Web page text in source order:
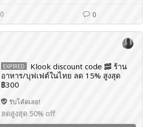
0 0
EXPIRED
Klook discount code 🥓 ร้าน
อาหาร/บุฟเฟต์ในไทย ลด 15% สูงสุด
฿300
รับโค้ดเลย!
ลดสูงสุด 50% off